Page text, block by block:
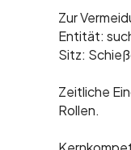
Zur
Entität:
Sitz:
Zeitliche
Rollen.